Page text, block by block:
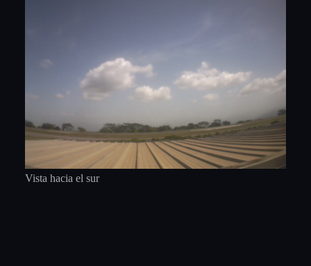
Vista hacia el sur